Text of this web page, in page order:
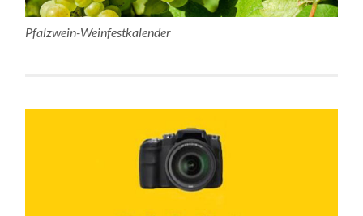
Pfalzwein-Weinfestkalender